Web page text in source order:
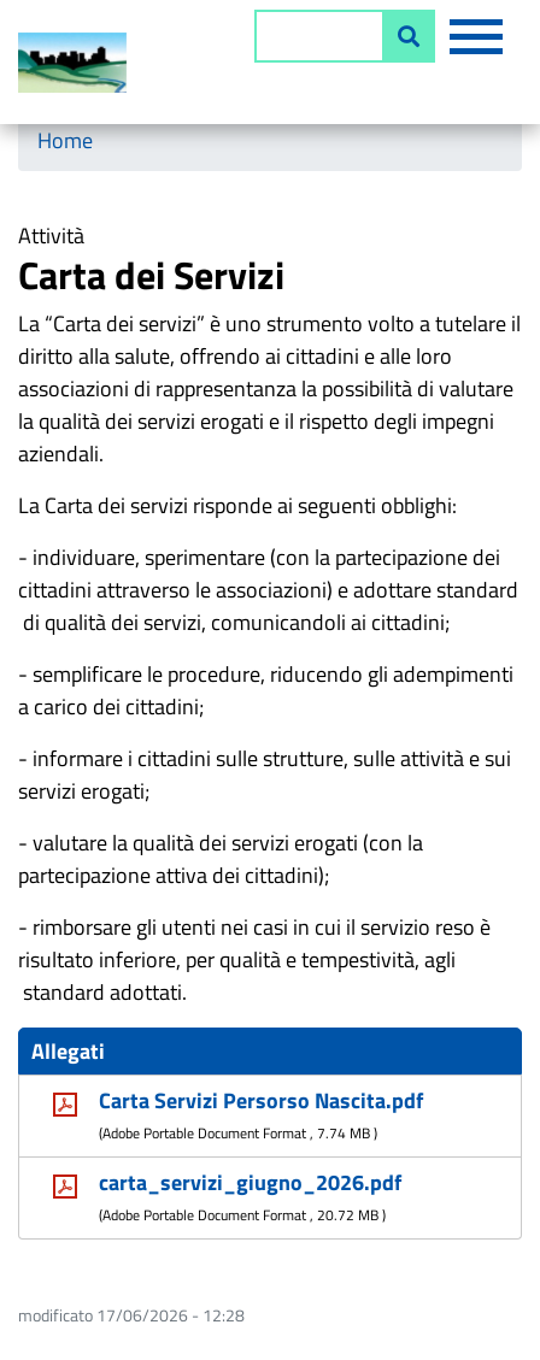
Salta
Horizontal menu
Home
Attività
Carta dei Servizi
La“Carta dei servizi” è uno strumento volto a tutelareil
dirittoallasalute, offrendo ai cittadini ealleloro
associazioni di rappresentanzalapossibilitàdivalutare
laqualità dei servizi erogati eil rispetto degli impegni
aziendali.
LaCartadeiservizi rispondeaiseguenti obblighi:
- individuare, sperimentare (con lapartecipazione dei
cittadini attraverso le associazioni) e adottare standard
di qualitàdeiservizi, comunicandoliai cittadini;
-semplificareleprocedure, riducendo gli adempimenti
acarico dei cittadini;
- informarei cittadinisullestrutture,sulleattivitàesui
servizi erogati;
-valutarelaqualitàdeiservizi erogati (con la
partecipazioneattivadei cittadini);
- rimborsaregli utenti nei casi in cui ilservizio reso è
risultato inferiore, perqualitàetempestività,agli
standardadottati.
Allegati
Carta Servizi Persorso Nascita.pdf
(Adobe Portable Document Format, 7.74 MB)
carta_servizi_giugno_2026.pdf
(Adobe Portable Document Format, 20.72 MB)
modificato 17/06/2026 - 12:28